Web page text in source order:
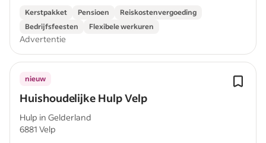
Kerstpakket Pensioen
Reiskostenvergoeding
Bedrijfsfeesten
Flexibele werkuren
Advertentie
Huishoudelijke Hulp Velp
nieuw
Hulp in Gelderland
6881 Velp